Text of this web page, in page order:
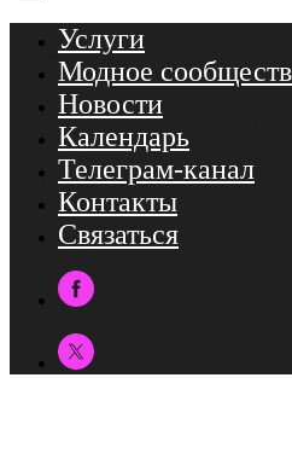
Связаться
Услуги
Новости
Календарь
ТГ-канал
Контакты
Услуги
Модное
Новости
Календарь
Телеграм-канал
Контакты
Связаться